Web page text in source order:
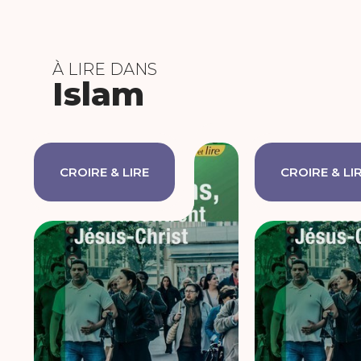
À LIRE DANS
Islam
CROIRE & LIRE CROIRE &